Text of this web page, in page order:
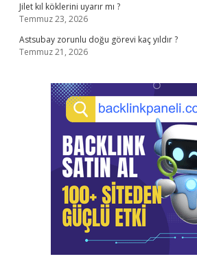
Jilet kıl köklerini uyarır mı ?
Temmuz 23, 2026
Astsubay zorunlu doğu görevi kaç yıldır ?
Temmuz 21, 2026